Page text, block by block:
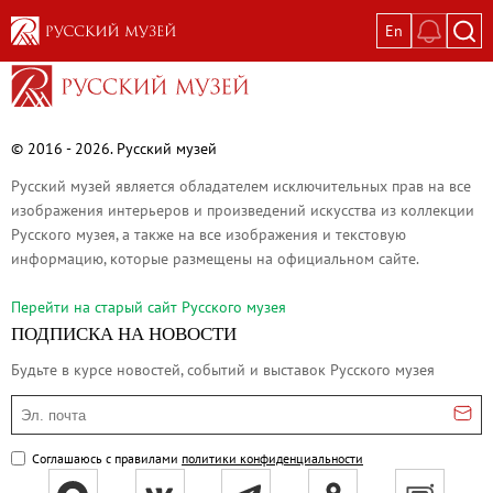
En
Выставки
Великая. Образ женщины в русском
Пётр Кончаловский. Сад в цвету
Иван Шишкин. Русский лес
Василий Тропинин
Окрестности Санкт-Петербурга в
Памяти Киры Владимировны
Постоянные экспозиции
Постоянная экспозиция «Наш
Русское искусство первой половины
Древнерусское искусство ХII—XVII
Русское искусство XVIII века
© 2016 - 2026. Русский музей
Русский музей является обладателем исключительных прав на все
изображения интерьеров и произведений искусства из коллекции
Русского музея, а также на все изображения и текстовую
информацию, которые размещены на официальном сайте.
Перейти на cтарый сайт Русского музея
ПОДПИСКА НА НОВОСТИ
Будьте в курсе новостей, событий и выставок Русского музея
Эл. почта
Соглашаюсь с правилами политики конфиденциальности